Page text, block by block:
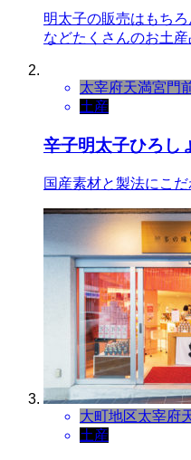
明太子の販売はもち
などたくさんのお土産
太宰府天満宮門
土産
辛子明太子ひろし
国産素材と製法にこ
大町地区太宰府
土産